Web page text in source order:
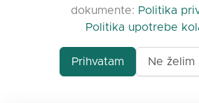
© 2026 clasora.com
zadržana | Developed by
dokumente: Politika
Politika upotrebe
Prihvatam Ne želim